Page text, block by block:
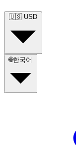
🇺🇸 USD
🌐한국어